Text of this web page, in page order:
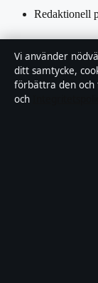
Redaktionell
Vi använder
ditt samtycke,
förbättra den och
och